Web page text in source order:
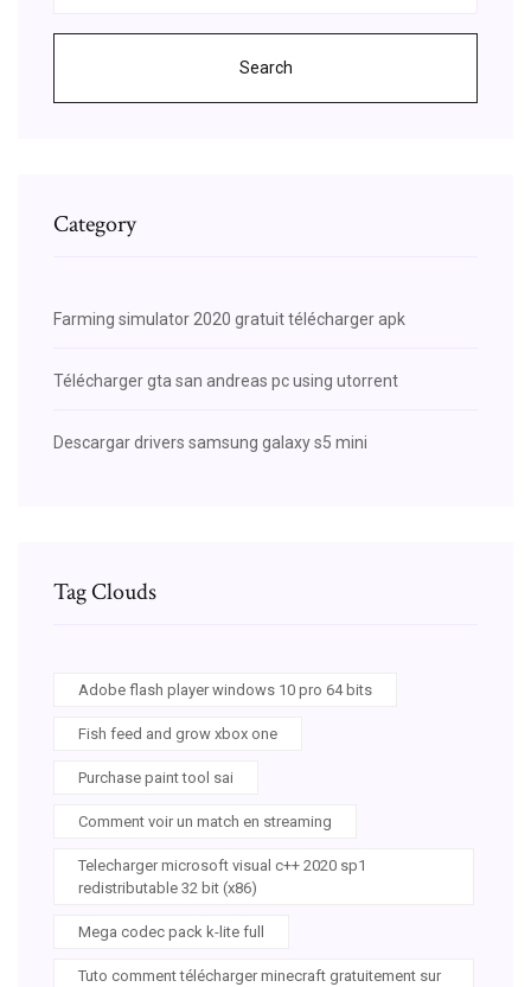
Search
Category
Farming simulator 2020 gratuit télécharger apk
Télécharger gta san andreas pc using utorrent
Descargar drivers samsung galaxy s5 mini
Tag Clouds
Adobe flash player windows 10 pro 64 bits
Fish feed and grow xbox one
Purchase paint tool sai
Comment voir un match en streaming
Telecharger microsoft visual c++ 2020 sp1
redistributable 32 bit (x86)
Mega codec pack k-lite full
Tuto comment télécharger minecraft gratuitement sur